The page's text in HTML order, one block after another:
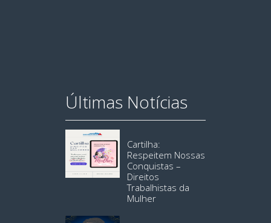
Últimas Notícias
Cartilha:
Respeitem Nossas
Conquistas –
Direitos
Trabalhistas da
Mulher